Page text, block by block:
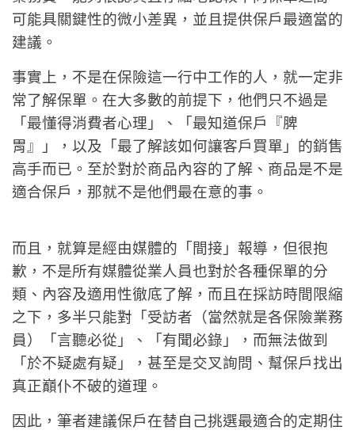
可能具關鍵性的微小差異，並且提供保戶最適當的
建議。
事實上，不是在保險這一行中工作的人，就一定非
常了解保單。在大多數的前提下，他們只不過是
「最懂得消費者心理」、「最知道保戶『脾
胃』」，以及「最了解該如何讓客戶買單」的銷售
高手而已。至於對於商品內容的了解、商品是不是
適合保戶，那就不是他們最在意的事。
而且，就算是經由媒體的「間接」報導，但很抱
歉，不是所有媒體從業人員也對於各種保單的分
類、內容及適用性徹底了解，而且在採訪時間限縮
之下，多半只能對「受訪者（當然就是各保險業務
員）「言聽必從」、「有聞必錄」，而無法做到
「於不疑處有疑」，甚至是交叉詢問、幫保戶找出
真正巔仆不破的道理。
因此，筆者建議保戶在替自己挑選最適合的定期住